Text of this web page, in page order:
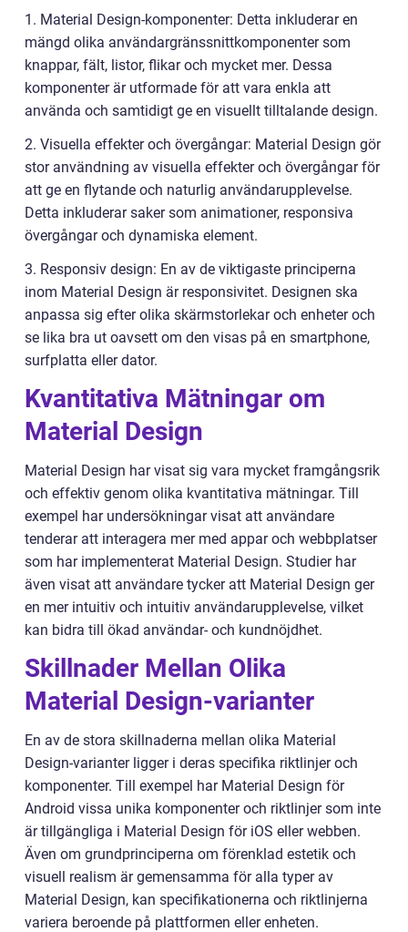
1. Material Design-komponenter: Detta inkluderar en
mängd olika användargränssnittkomponenter som
knappar, fält, listor, flikar och mycket mer. Dessa
komponenter är utformade för att vara enkla att
använda och samtidigt ge en visuellt tilltalande design.
2. Visuella effekter och övergångar: Material Design gör
stor användning av visuella effekter och övergångar för
att ge en flytande och naturlig användarupplevelse.
Detta inkluderar saker som animationer, responsiva
övergångar och dynamiska element.
3. Responsiv design: En av de viktigaste principerna
inom Material Design är responsivitet. Designen ska
anpassa sig efter olika skärmstorlekar och enheter och
se lika bra ut oavsett om den visas på en smartphone,
surfplatta eller dator.
Kvantitativa Mätningar om
Material Design
Material Design har visat sig vara mycket framgångsrik
och effektiv genom olika kvantitativa mätningar. Till
exempel har undersökningar visat att användare
tenderar att interagera mer med appar och webbplatser
som har implementerat Material Design. Studier har
även visat att användare tycker att Material Design ger
en mer intuitiv och intuitiv användarupplevelse, vilket
kan bidra till ökad användar- och kundnöjdhet.
Skillnader Mellan Olika
Material Design-varianter
En av de stora skillnaderna mellan olika Material
Design-varianter ligger i deras specifika riktlinjer och
komponenter. Till exempel har Material Design för
Android vissa unika komponenter och riktlinjer som inte
är tillgängliga i Material Design för iOS eller webben.
Även om grundprinciperna om förenklad estetik och
visuell realism är gemensamma för alla typer av
Material Design, kan specifikationerna och riktlinjerna
variera beroende på plattformen eller enheten.